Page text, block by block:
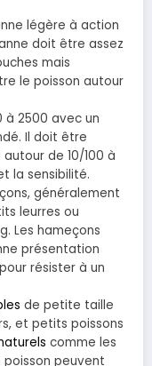
légère à action
doit être assez
mais
le poisson autour
à 2500 avec un
Il doit être
de 10/100 à
la sensibilité.
généralement
leurres ou
Les hameçons
présentation
résister à un
de petite taille
et petits poissons
comme les
peuvent